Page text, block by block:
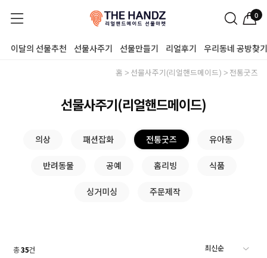
0
이달의 선물추천 선물사주기 선물만들기 리얼후기 우리동네 공방찾기
홈 선물사주기(리얼핸드메이드) 전통굿즈
선물사주기(리얼핸드메이드)
의상 패션잡화 전통굿즈 유아동
반려동물 공예 홈리빙 식품
싱거미싱 주문제작
총35건